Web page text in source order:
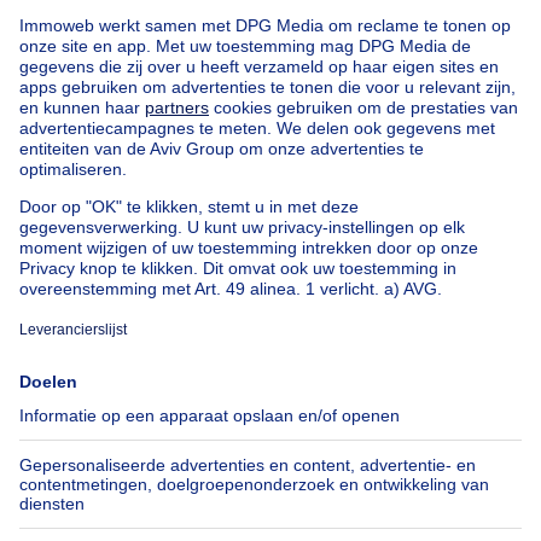
NIEUW
€ 340.000340000€
Huis